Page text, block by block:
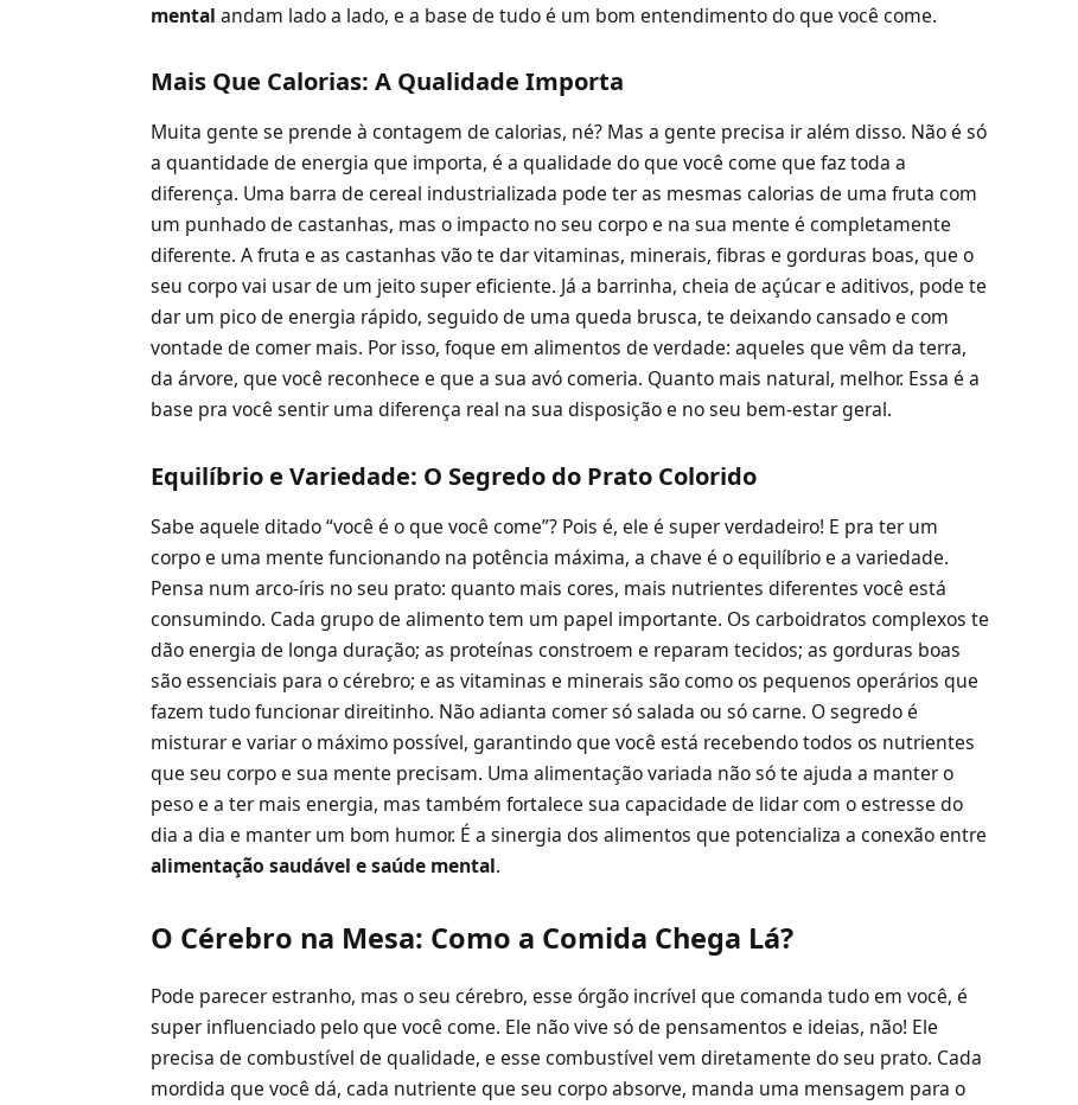
mental andam lado a lado, e a base de tudo é um bom entendimento do que você come.
Mais Que Calorias: A Qualidade Importa
Muita gente se prende à contagem de calorias, né? Mas a gente precisa ir além disso. Não é só
a quantidade de energia que importa, é a qualidade do que você come que faz toda a
diferença. Uma barra de cereal industrializada pode ter as mesmas calorias de uma fruta com
um punhado de castanhas, mas o impacto no seu corpo e na sua mente é completamente
diferente. A fruta e as castanhas vão te dar vitaminas, minerais, fibras e gorduras boas, que o
seu corpo vai usar de um jeito super eficiente. Já a barrinha, cheia de açúcar e aditivos, pode te
dar um pico de energia rápido, seguido de uma queda brusca, te deixando cansado e com
vontade de comer mais. Por isso, foque em alimentos de verdade: aqueles que vêm da terra,
da árvore, que você reconhece e que a sua avó comeria. Quanto mais natural, melhor. Essa é a
base pra você sentir uma diferença real na sua disposição e no seu bem-estar geral.
Equilíbrio e Variedade: O Segredo do Prato Colorido
Sabe aquele ditado “você é o que você come”? Pois é, ele é super verdadeiro! E pra ter um
corpo e uma mente funcionando na potência máxima, a chave é o equilíbrio e a variedade.
Pensa num arco-íris no seu prato: quanto mais cores, mais nutrientes diferentes você está
consumindo. Cada grupo de alimento tem um papel importante. Os carboidratos complexos te
dão energia de longa duração; as proteínas constroem e reparam tecidos; as gorduras boas
são essenciais para o cérebro; e as vitaminas e minerais são como os pequenos operários que
fazem tudo funcionar direitinho. Não adianta comer só salada ou só carne. O segredo é
misturar e variar o máximo possível, garantindo que você está recebendo todos os nutrientes
que seu corpo e sua mente precisam. Uma alimentação variada não só te ajuda a manter o
peso e a ter mais energia, mas também fortalece sua capacidade de lidar com o estresse do
dia a dia e manter um bom humor. É a sinergia dos alimentos que potencializa a conexão entre
alimentação saudável e saúde mental.
O Cérebro na Mesa: Como a Comida Chega Lá?
Pode parecer estranho, mas o seu cérebro, esse órgão incrível que comanda tudo em você, é
super influenciado pelo que você come. Ele não vive só de pensamentos e ideias, não! Ele
precisa de combustível de qualidade, e esse combustível vem diretamente do seu prato. Cada
mordida que você dá, cada nutriente que seu corpo absorve, manda uma mensagem para o